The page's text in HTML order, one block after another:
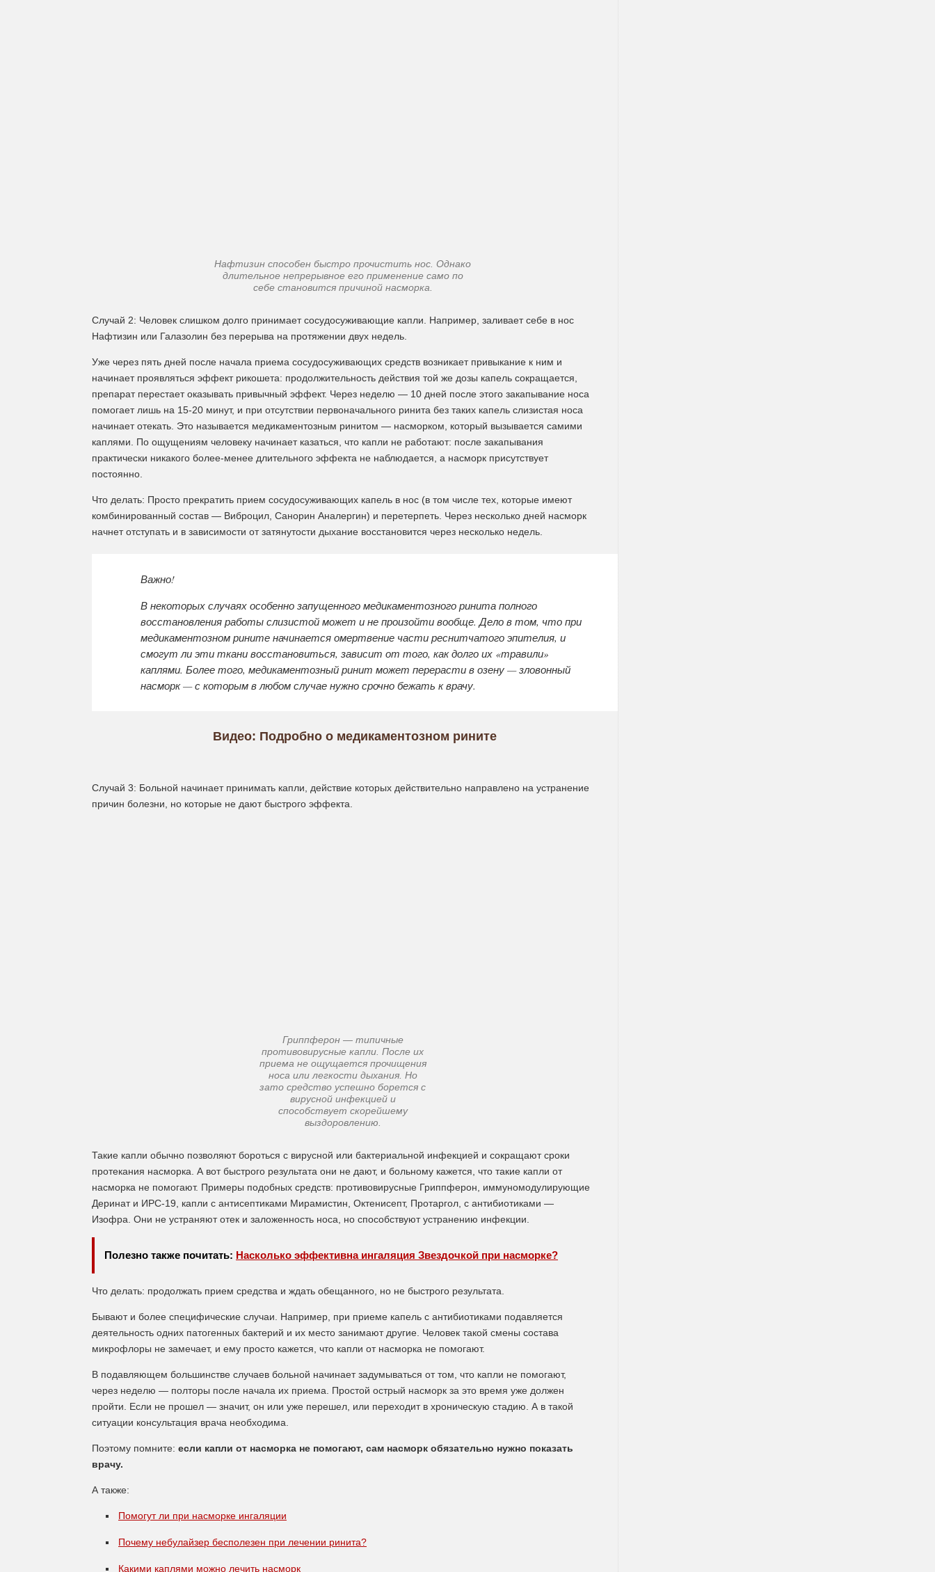
Нафтизин способен быстро прочистить нос. Однако
длительное непрерывное его применение само по
себе становится причиной насморка.
Случай 2: Человек слишком долго принимает сосудосуживающие капли. Например, заливает себе в нос
Нафтизин или Галазолин без перерыва на протяжении двух недель.
Уже через пять дней после начала приема сосудосуживающих средств возникает привыкание к ним и
начинает проявляться эффект рикошета: продолжительность действия той же дозы капель сокращается,
препарат перестает оказывать привычный эффект. Через неделю — 10 дней после этого закапывание носа
помогает лишь на 15-20 минут, и при отсутствии первоначального ринита без таких капель слизистая носа
начинает отекать. Это называется медикаментозным ринитом — насморком, который вызывается самими
каплями. По ощущениям человеку начинает казаться, что капли не работают: после закапывания
практически никакого более-менее длительного эффекта не наблюдается, а насморк присутствует
постоянно.
Что делать: Просто прекратить прием сосудосуживающих капель в нос (в том числе тех, которые имеют
комбинированный состав — Виброцил, Санорин Аналергин) и перетерпеть. Через несколько дней насморк
начнет отступать и в зависимости от затянутости дыхание восстановится через несколько недель.
Важно!
В некоторых случаях особенно запущенного медикаментозного ринита полного
восстановления работы слизистой может и не произойти вообще. Дело в том, что при
медикаментозном рините начинается омертвение части реснитчатого эпителия, и
смогут ли эти ткани восстановиться, зависит от того, как долго их «травили»
каплями. Более того, медикаментозный ринит может перерасти в озену — зловонный
насморк — с которым в любом случае нужно срочно бежать к врачу.
Видео: Подробно о медикаментозном рините
Случай 3: Больной начинает принимать капли, действие которых действительно направлено на устранение
причин болезни, но которые не дают быстрого эффекта.
Гриппферон — типичные
противовирусные капли. После их
приема не ощущается прочищения
носа или легкости дыхания. Но
зато средство успешно борется с
вирусной инфекцией и
способствует скорейшему
выздоровлению.
Такие капли обычно позволяют бороться с вирусной или бактериальной инфекцией и сокращают сроки
протекания насморка. А вот быстрого результата они не дают, и больному кажется, что такие капли от
насморка не помогают. Примеры подобных средств: противовирусные Гриппферон, иммуномодулирующие
Деринат и ИРС-19, капли с антисептиками Мирамистин, Октенисепт, Протаргол, с антибиотиками —
Изофра. Они не устраняют отек и заложенность носа, но способствуют устранению инфекции.
Полезно также почитать: Насколько эффективна ингаляция Звездочкой при насморке?
Что делать: продолжать прием средства и ждать обещанного, но не быстрого результата.
Бывают и более специфические случаи. Например, при приеме капель с антибиотиками подавляется
деятельность одних патогенных бактерий и их место занимают другие. Человек такой смены состава
микрофлоры не замечает, и ему просто кажется, что капли от насморка не помогают.
В подавляющем большинстве случаев больной начинает задумываться от том, что капли не помогают,
через неделю — полторы после начала их приема. Простой острый насморк за это время уже должен
пройти. Если не прошел — значит, он или уже перешел, или переходит в хроническую стадию. А в такой
ситуации консультация врача необходима.
Поэтому помните: если капли от насморка не помогают, сам насморк обязательно нужно показать
врачу.
А также:
Помогут ли при насморке ингаляции
Почему небулайзер бесполезен при лечении ринита?
Какими каплями можно лечить насморк